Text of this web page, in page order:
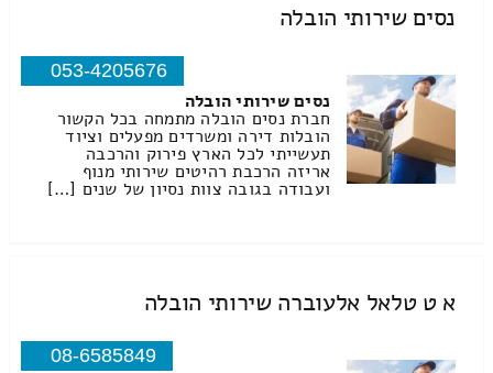
נסים שירותי הובלה
053-4205676
נסים שירותי הובלה
חברת נסים הובלה מתמחה בכל הקשור
הובלות דירה ומשרדים מפעלים וציוד
תעשייתי לכל הארץ פירוק והרכבה
אריזה הרכבת רהיטים שירותי מנוף
ועבודה בגובה צוות נסיון של שנים […]
א ט טלאל אלעוברה שירותי הובלה
08-6585849